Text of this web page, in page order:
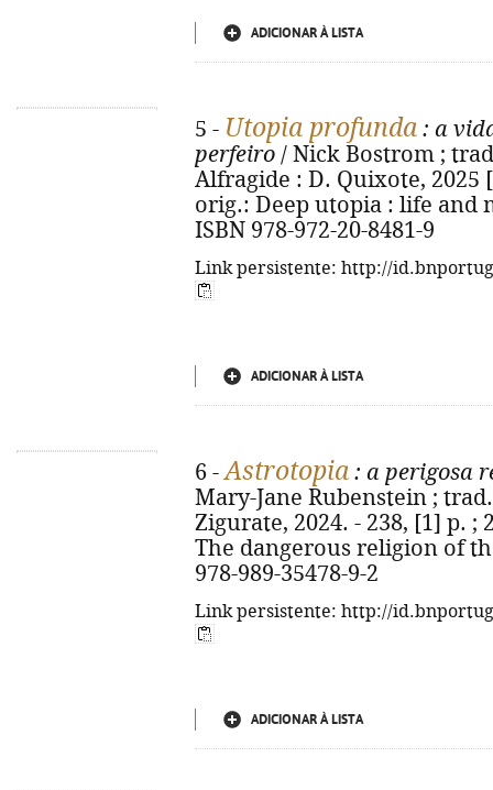
ADICIONAR À LISTA
5 - Utopia profunda : a
perfeiro / Nick Bostrom ;
Alfragide : D. Quixote, 2025
orig.: Deep utopia : life and
ISBN 978-972-20-8481-9
Link persistente: http://
ADICIONAR À LISTA
6 -Astrotopia : a perigosa
Mary-Jane Rubenstein ;
Zigurate, 2024. - 238, [1] p.
The dangerous religion of
978-989-35478-9-2
Link persistente: http://
ADICIONAR À LISTA